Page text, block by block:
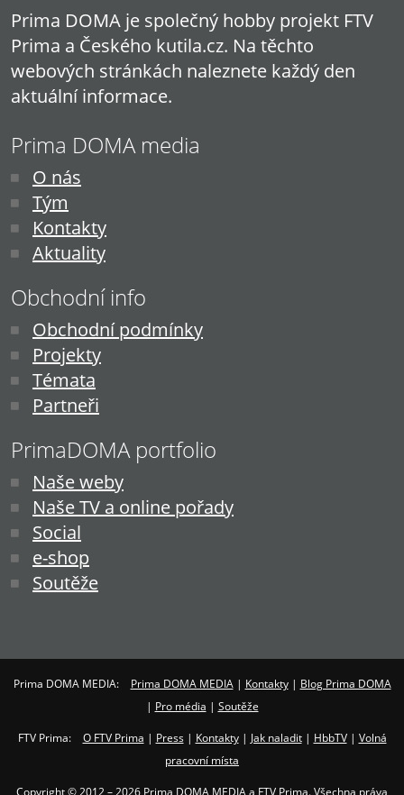
Prima DOMA je společný hobby projekt FTV
Prima a Českého kutila.cz. Na těchto
webových stránkách naleznete každý den
aktuální informace.
Prima DOMA media
O nás
Tým
Kontakty
Aktuality
Obchodní info
Obchodní podmínky
Projekty
Témata
Partneři
PrimaDOMA portfolio
Naše weby
Naše TV a online pořady
Social
e-shop
Soutěže
Prima DOMA MEDIA: Prima DOMA MEDIA| Kontakty| Blog Prima DOMA
| Pro média | Soutěže
FTV Prima: O FTV Prima | Press| Kontakty| Jak naladit| HbbTV| Volná
pracovní místa